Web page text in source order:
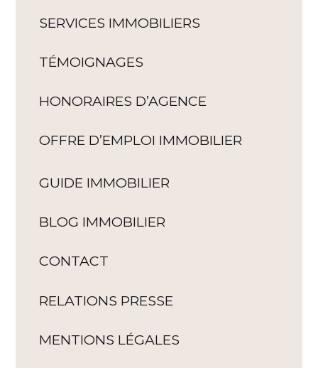
SERVICES IMMOBILIERS
TÉMOIGNAGES
HONORAIRES D’AGENCE
OFFRE D’EMPLOI IMMOBILIER
GUIDE IMMOBILIER
BLOG IMMOBILIER
CONTACT
RELATIONS PRESSE
MENTIONS LÉGALES